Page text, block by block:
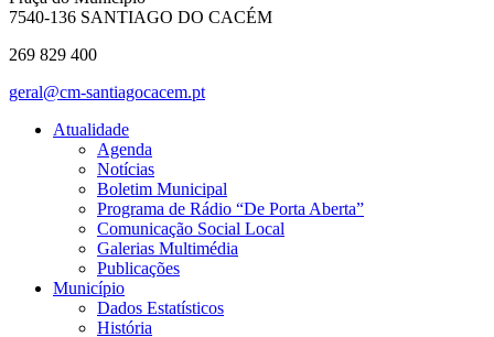
7540-136 SANTIAGO DO CACÉM
269 829 400
geral@cm-santiagocacem.pt
Atualidade
Agenda
Notícias
Boletim Municipal
Programa de Rádio “De Porta Aberta”
Comunicação Social Local
Galerias Multimédia
Publicações
Município
Dados Estatísticos
História